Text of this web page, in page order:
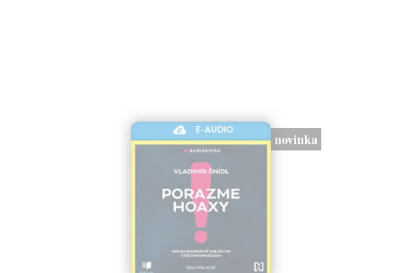
E-AUDIO
novinka